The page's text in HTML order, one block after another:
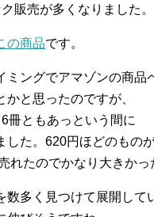
販売が多くなりました。
の商品です。
ミングでアマゾンの商品
かと思ったのですが、
冊ともあっという間に
した。620円ほどのもの
れたのでかなり大きかっ
数多く見つけて展開して